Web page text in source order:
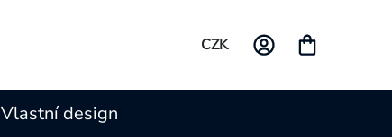
CZK
Vlastní design